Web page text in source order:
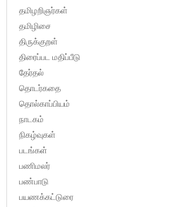
தமிழறிஞர்கள்
தமிழிசை
திருக்குறள்
திரைப்பட மதிப்பீடு
தேர்தல்
தொடர்கதை
தொல்காப்பியம்
நாடகம்
நிகழ்வுகள்
படங்கள்
பணிமலர்
பண்பாடு
பயணக்கட்டுரை